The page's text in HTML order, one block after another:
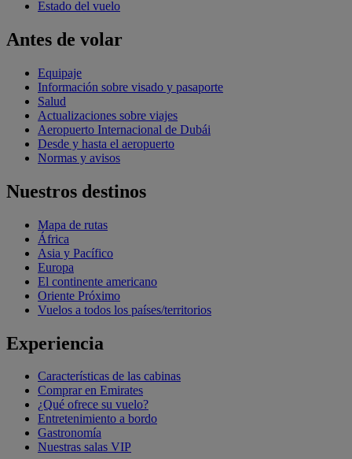
Estado del vuelo
Antes de volar
Equipaje
Información sobre visado y pasaporte
Salud
Actualizaciones sobre viajes
Aeropuerto Internacional de Dubái
Desde y hasta el aeropuerto
Normas y avisos
Nuestros destinos
Mapa de rutas
África
Asia y Pacífico
Europa
El continente americano
Oriente Próximo
Vuelos a todos los países/territorios
Experiencia
Características de las cabinas
Comprar en Emirates
¿Qué ofrece su vuelo?
Entretenimiento a bordo
Gastronomía
Nuestras salas VIP